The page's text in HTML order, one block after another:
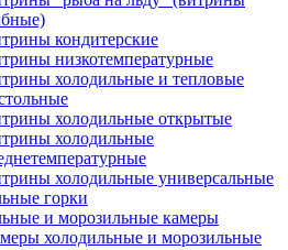
кондитерские
низкотемпературные
холодильные и тепловые
холодильные открытые
холодильные
холодильные универсальные
горки
и морозильные камеры
холодильные и морозильные